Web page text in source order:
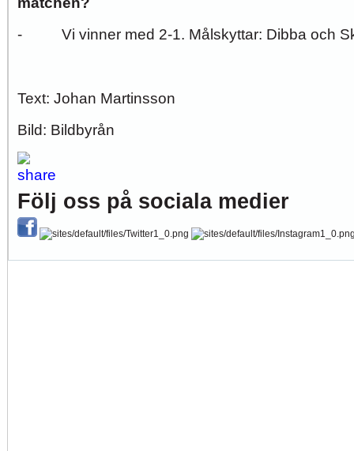
- Vi vinner med 2-1. Målskyttar: Dibba och
Text: Johan Martinsson
Bild: Bildbyrån
Följ oss på sociala medier